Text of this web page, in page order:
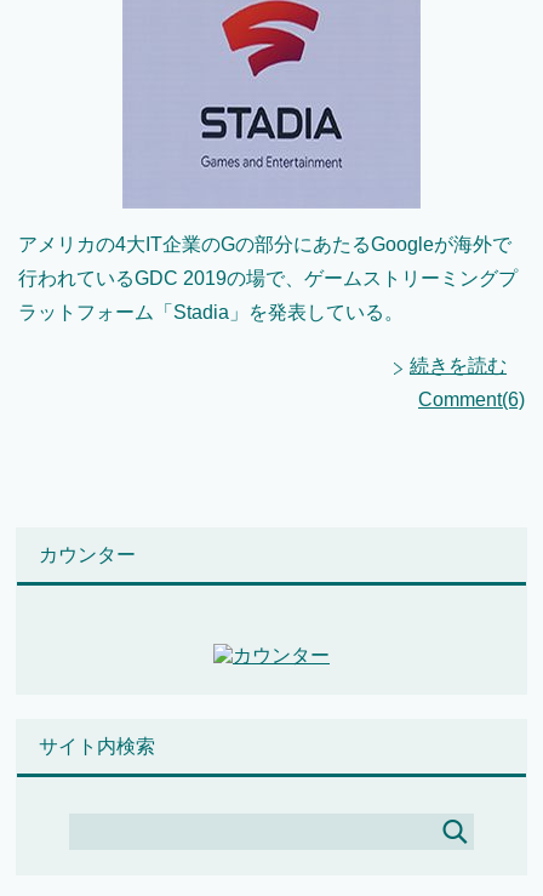
アメリカの4大IT企業のGの部分にあたるGoogleが海外で
行われているGDC 2019の場で、ゲームストリーミングプ
ラットフォーム「Stadia」を発表している。
続きを読む
Comment(6)
カウンター
サイト内検索